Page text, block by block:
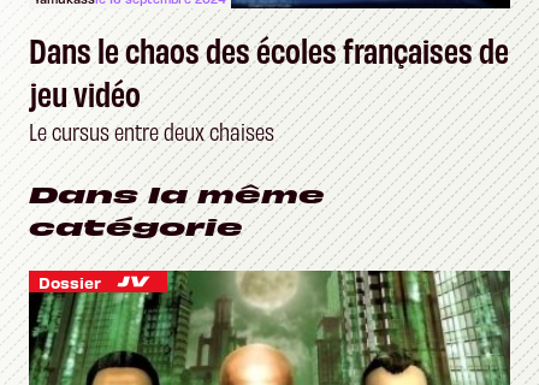
Dans le chaos des écoles françaises de
jeu vidéo
Le cursus entre deux chaises
Dans la même
catégorie
Dossier